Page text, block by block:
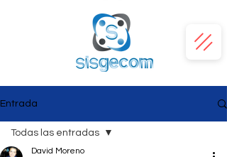
Entrada
Todas las entradas
David Moreno